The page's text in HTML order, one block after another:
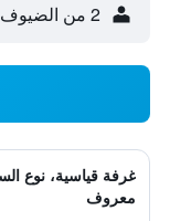
2 من الضيوف، غرفة واحدة
غرفة قياسية، نوع
معروف